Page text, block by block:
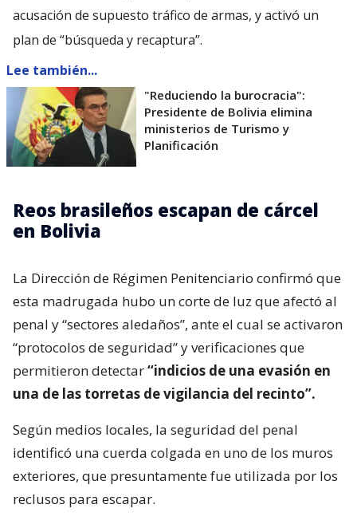
acusación de supuesto tráfico de armas, y activó un
plan de “búsqueda y recaptura”.
Lee también...
"Reduciendo la burocracia":
Presidente de Bolivia elimina
ministerios de Turismo y
Planificación
Reos brasileños escapan de cárcel
en Bolivia
La Dirección de Régimen Penitenciario confirmó que
esta madrugada hubo un corte de luz que afectó al
penal y “sectores aledaños”, ante el cual se activaron
“protocolos de seguridad” y verificaciones que
permitieron detectar“indicios de una evasión en
una de las torretas de vigilancia del recinto”.
Según medios locales, la seguridad del penal
identificó una cuerda colgada en uno de los muros
exteriores, que presuntamente fue utilizada por los
reclusos para escapar.